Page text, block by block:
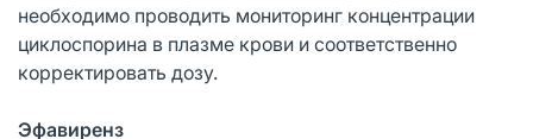
необходимо проводить мониторинг концентрации
циклоспорина в плазме крови и соответственно
корректировать дозу.
Эфавиренз